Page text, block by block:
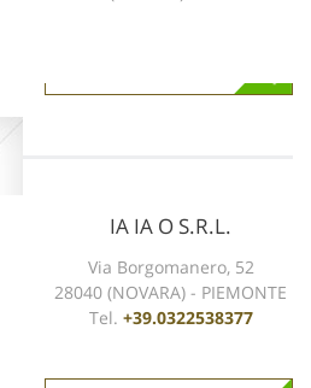
IA IA O S.R.L.
Via Borgomanero, 52
28040 (NOVARA) - PIEMONTE
Tel. +39.0322538377